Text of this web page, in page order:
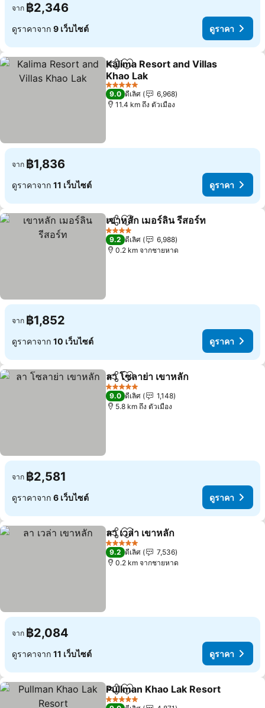
จาก ฿2,346
ดูราคาจาก 9 เว็บไซต์ ดูราคา
แชร์ เพิ่มในรายการโปรด
Kalima Resort and Villas
Khao Lak
ดูราคา
5 ดาว
9.0 ดีเลิศ
6,968
11.4 km ถึง ตัวเมือง
จาก ฿1,836
ดูราคาจาก 11 เว็บไซต์ ดูราคา
แชร์ เพิ่มในรายการโปรด
เขาหลัก เมอร์ลิน รีสอร์ท
4 ดาว
9.2 ดีเลิศ
6,988
0.2 km จากชายหาด
จาก ฿1,852
ดูราคาจาก 10 เว็บไซต์ ดูราคา
แชร์ เพิ่มในรายการโปรด
ลา โซลาย่า เขาหลัก
5 ดาว
9.0 ดีเลิศ
1,148
5.8 km ถึง ตัวเมือง
จาก ฿2,581
ดูราคาจาก 6 เว็บไซต์ ดูราคา
แชร์ เพิ่มในรายการโปรด
ลา เวล่า เขาหลัก
5 ดาว
9.2 ดีเลิศ
7,536
0.2 km จากชายหาด
จาก ฿2,084
ดูราคาจาก 11 เว็บไซต์ ดูราคา
แชร์ เพิ่มในรายการโปรด
Pullman Khao Lak Resort
5 ดาว